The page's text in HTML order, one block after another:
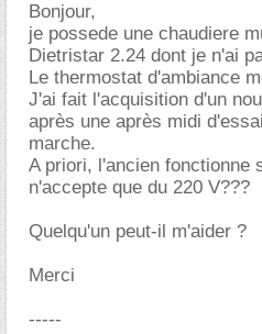
Bonjour,
je possede une chaudiere
Dietristar 2.24 dont je n'ai
Le thermostat d'ambiance
J'ai fait l'acquisition d'un
après une après midi
marche.
A priori, l'ancien fonctionne
n'accepte que du 220 V???
Quelqu'un peut-il m'aider ?
Merci
-----